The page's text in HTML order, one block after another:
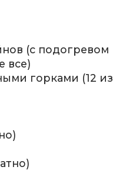
(с подогревом
все)
горками (12 из